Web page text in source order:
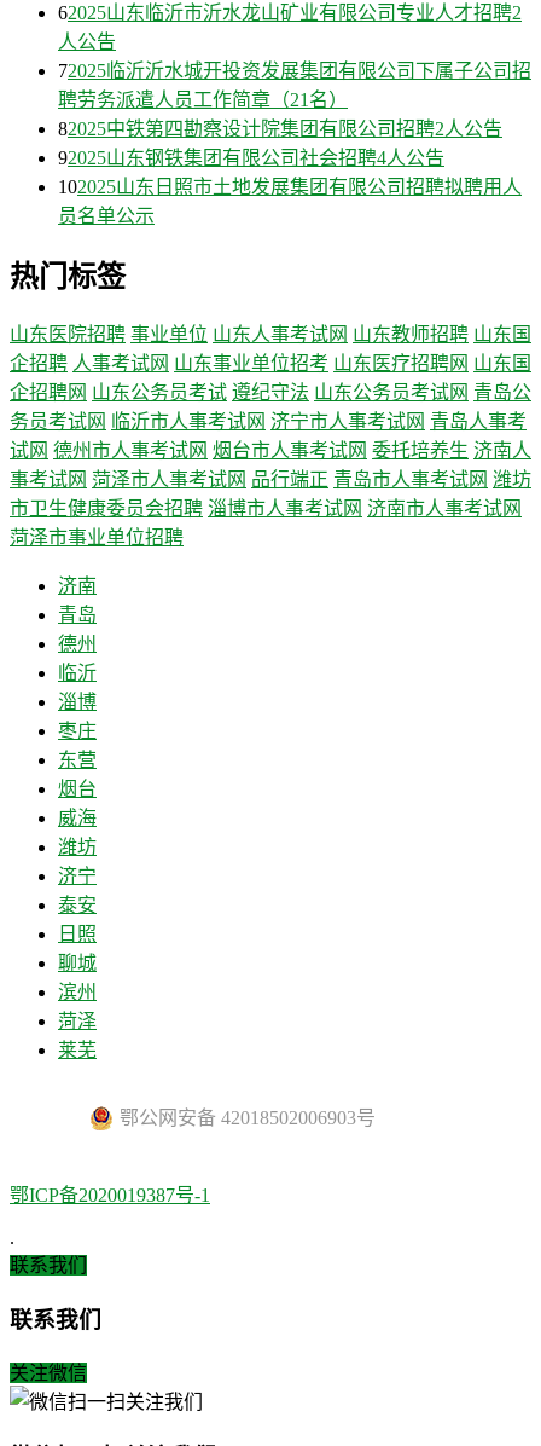
62025山东临沂市沂水龙山矿业有限公司专业人才招聘2
人公告
72025临沂沂水城开投资发展集团有限公司下属子公司招
聘劳务派遣人员工作简章（21名）
82025中铁第四勘察设计院集团有限公司招聘2人公告
92025山东钢铁集团有限公司社会招聘4人公告
102025山东日照市土地发展集团有限公司招聘拟聘用人
员名单公示
热门标签
山东医院招聘 事业单位 山东人事考试网 山东教师招聘 山东国
企招聘 人事考试网 山东事业单位招考 山东医疗招聘网 山东国
企招聘网 山东公务员考试 遵纪守法 山东公务员考试网 青岛公
务员考试网 临沂市人事考试网 济宁市人事考试网 青岛人事考
试网 德州市人事考试网 烟台市人事考试网 委托培养生 济南人
事考试网 菏泽市人事考试网 品行端正 青岛市人事考试网 潍坊
市卫生健康委员会招聘 淄博市人事考试网 济南市人事考试网
菏泽市事业单位招聘
济南
青岛
德州
临沂
淄博
枣庄
东营
烟台
威海
潍坊
济宁
泰安
日照
聊城
滨州
菏泽
莱芜
鄂公网安备 42018502006903号
鄂ICP备2020019387号-1
.
联系我们
联系我们
关注微信